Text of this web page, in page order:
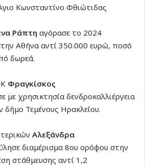
Κωνσταντίνο Φθιώτιδας
Ράπτη αγόρασε το 2024
Αθήνα αντί 350.000 ευρώ, ποσό
δωρεά.
Φραγκίσκος
με χρησικτησία δενδροκαλλιέργεια
Τεμένους Ηρακλείου.
Αλεξάνδρα
διαμέρισμα 8ου ορόφου στην
στάθμευσης αντί 1,2